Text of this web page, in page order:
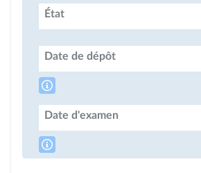
État
Date de dépôt
Date d'examen